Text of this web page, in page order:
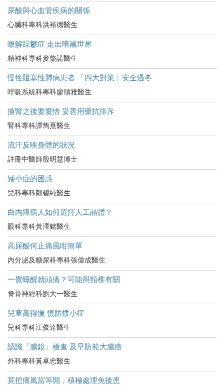
尿酸與心血管疾病的關係
心臟科專科洪裕德醫生
瞭解躁鬱症 走出暗黑世界
精神科專科麥棨諾醫生
慢性阻塞性肺病患者 「四大對策」安全過冬
呼吸系統科專科廖頌雅醫生
換腎之後要愛惜 妥善用藥抗排斥
腎科專科譚雋熹醫生
流汗反映身體的狀況
註冊中醫師殷明慧博士
矮小症的困惑
兒科專科鄭碧純醫生
白內障病人如何選擇人工晶體？
眼科專科黃澤銘醫生
高尿酸何止痛風咁簡單
內分泌及糖尿科專科張偉成醫生
一覺睡醒就頭痛？可能與頸椎有關
脊骨神經科劉大一醫生
兒童高得慢 慎防矮小症
兒科專科江俊達醫生
認識「腸鏡」檢查 及早防範大腸癌
外科專科黃卓忠醫生
莫把痛風當等閒，積極處理免後患